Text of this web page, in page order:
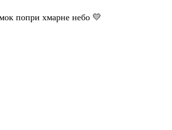
попри хмарне небо 💛